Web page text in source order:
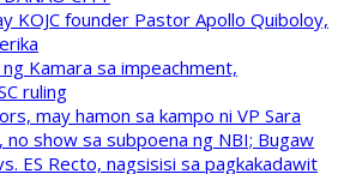
KOJC founder Pastor Apollo Quiboloy,
Kamara sa impeachment,
ruling
may hamon sa kampo ni VP Sara
show sa subpoena ng NBI; Bugaw
ES Recto, nagsisisi sa pagkakadawit